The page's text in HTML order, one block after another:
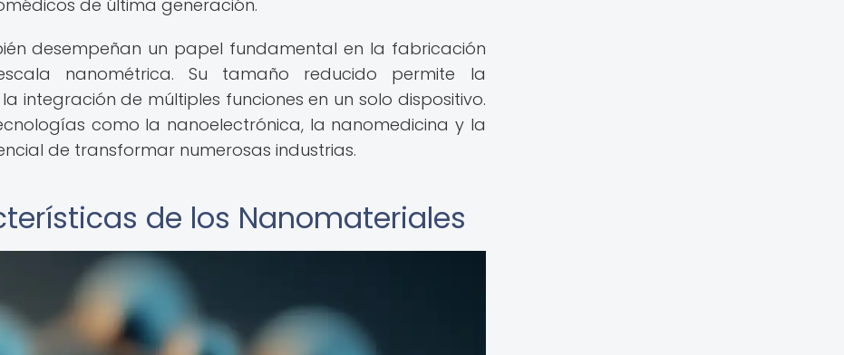
de última generación.
desempeñan un papel fundamental en la fabricación
nanométrica. Su tamaño reducido permite la
integración de múltiples funciones en un solo dispositivo.
como la nanoelectrónica, la nanomedicina y la
de transformar numerosas industrias.
de los Nanomateriales